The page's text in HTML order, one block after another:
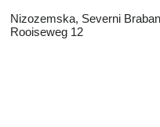
Nizozemska, Severni
Rooiseweg 12